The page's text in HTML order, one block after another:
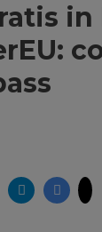
in